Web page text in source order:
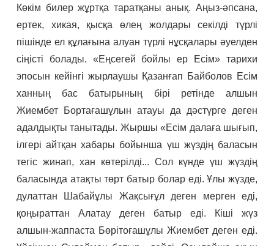
Көкім билер жұртқа таратқаны анық. Аңыз-әпсана,
ертек, хикая, қысқа өлең жолдары секілді түрлі
пішінде ел құлағына алуан түрлі нұсқалары әуелден
сіңісті болады. «Еңсегей бойлы ер Есім» тарихи
эпосын кейінгі жырлаушы Қазанғап Байболов Есім
ханның бас батырының бірі ретінде алшын
Жиембет Бортағашұлын атауы да дәстүрге деген
адалдықты танытады. Жыршы «Есім далаға шығып,
ілгері айтқан хабары бойынша үш жүздің баласын
тегіс жинап, хан көтерілді... Сол күнде үш жүздің
баласында атақты төрт батыр болар еді. Ұлы жүзде,
дулаттан Шабайұлы Жақсығұл деген мерген еді,
қоңыраттан Алатау деген батыр еді. Кіші жүз
алшын-жаппаста Бөрітоғашұлы Жиембет деген еді.